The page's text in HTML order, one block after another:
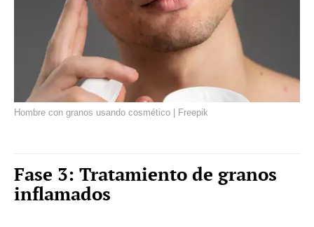
Hombre con granos usando cosmético | Freepik
Fase 3: Tratamiento de granos
inflamados